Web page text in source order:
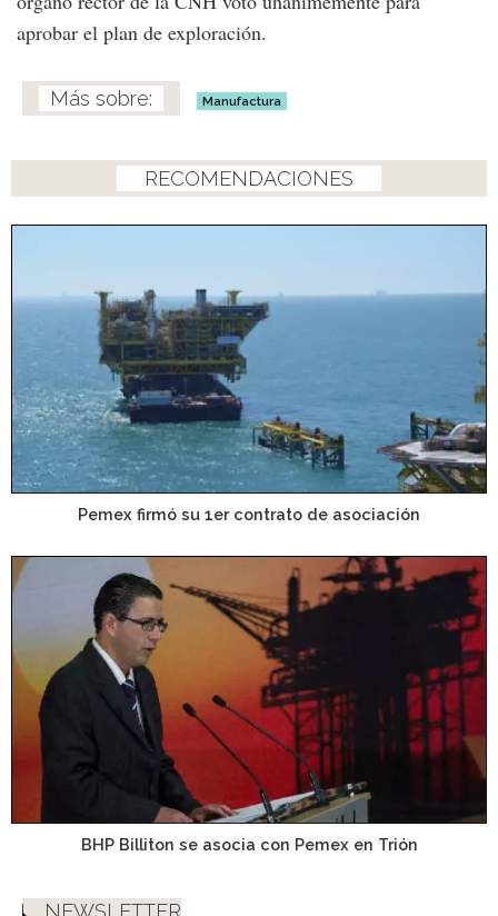
aprobar el plan de exploración.
Manufactura
RECOMENDACIONES
Pemex firmó su 1er contrato de asociación
BHP Billiton se asocia con Pemex en Trión
NEWSLETTER